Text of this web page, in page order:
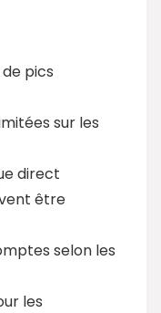
pics
sur les
direct
être
selon les
les